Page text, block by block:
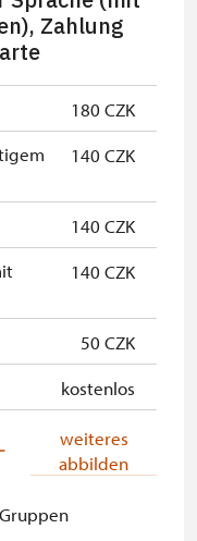
Zahlung
180 CZK
140 CZK
140 CZK
140 CZK
50 CZK
kostenlos
kostenlos
weiteres
abbilden